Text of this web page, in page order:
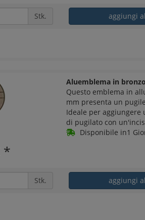
Stk. aggiungi
Aluemblema in
Questo emblema in
mm presenta un
Ideale per aggiungere
di pugilato con
Disponibile in1
*
Stk. aggiungi